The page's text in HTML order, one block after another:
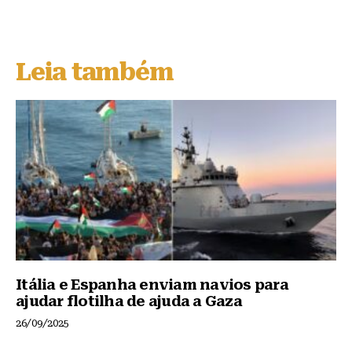
s
k
y
e
b
o
o
k
s
A
p
p
Leia também
Itália e Espanha enviam navios para
ajudar flotilha de ajuda a Gaza
26/09/2025